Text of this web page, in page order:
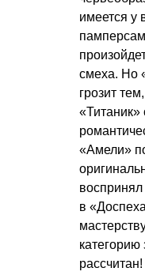
имеется у
смеха. Но
грозит
«Амели»
в
рассчитан!